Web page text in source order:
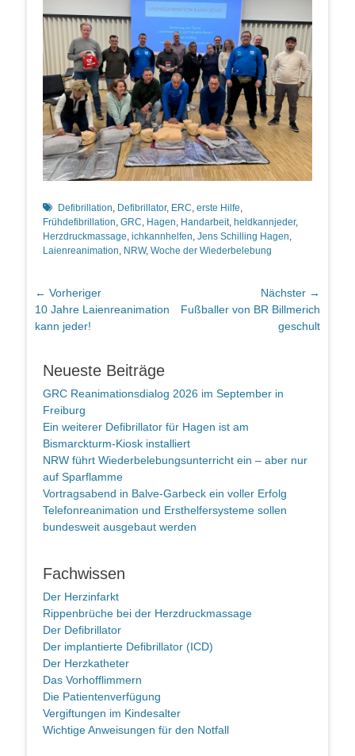
Schlagworte
Defibrillation, Defibrillator, ERC, erste Hilfe,
Frühdefibrillation, GRC, Hagen, Handarbeit, heldkannjeder,
Herzdruckmassage, ichkannhelfen, Jens Schilling Hagen,
Laienreanimation, NRW, Woche der Wiederbelebung
Beitragsnavigation
← Vorheriger
Vorheriger
Beitrag:
10 Jahre Laienreanimation
kann jeder!
Nächster →
Nächster
Fußballer von BR Billmerich
geschult
Neueste Beiträge
GRC Reanimationsdialog 2026 im September in
Freiburg
Ein weiterer Defibrillator für Hagen ist am
Bismarckturm-Kiosk installiert
NRW führt Wiederbelebungsunterricht ein – aber nur
auf Sparflamme
Vortragsabend in Balve-Garbeck ein voller Erfolg
Telefonreanimation und Ersthelfersysteme sollen
bundesweit ausgebaut werden
Fachwissen
Der Herzinfarkt
Rippenbrüche bei der Herzdruckmassage
Der Defibrillator
Der implantierte Defibrillator (ICD)
Der Herzkatheter
Das Vorhofflimmern
Die Patientenverfügung
Vergiftungen im Kindesalter
Wichtige Anweisungen für den Notfall